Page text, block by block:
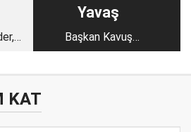
Yavaş
Başkan Kavuş
Meram’ın hakkından
KAT